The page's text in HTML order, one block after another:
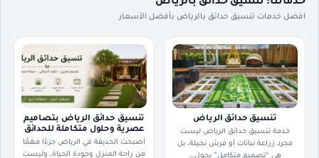
افضل خدمات تنسيق حدائق بالرياض بأفضل الأسعار
تنسيق حدائق الرياض
خدمة تنسيق حدائق الرياض ليست
مجرد زراعة نباتات أو فرش نجيلة، بل
هي “تصميم متكامل” يحول…
تنسيق حدائق الرياض بتصاميم
عصرية وحلول متكاملة للحدائق
أصبحت الحديقة في الرياض جزءًا مهمًا
من راحة المنزل وجودة الحياة، وليست